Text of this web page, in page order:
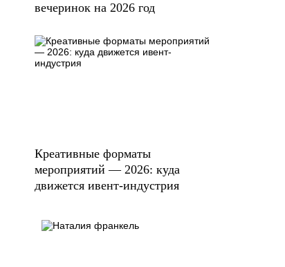
вечеринок на 2026 год
Креативные форматы
мероприятий — 2026: куда
движется ивент-индустрия